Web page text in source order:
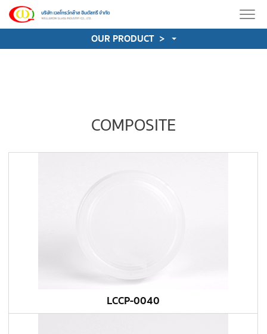
OUR PRODUCT >
COMPOSITE
LCCP-0040